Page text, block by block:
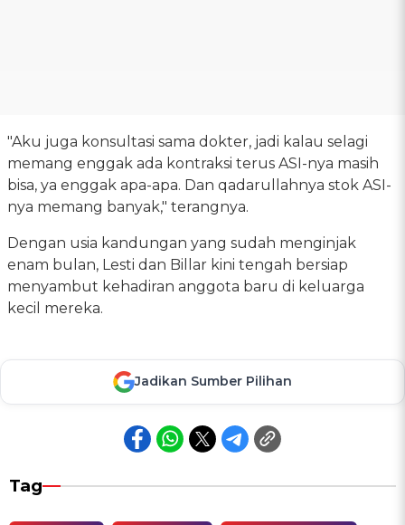
"Aku juga konsultasi sama dokter, jadi kalau selagi
memang enggak ada kontraksi terus ASI-nya masih
bisa, ya enggak apa-apa. Dan qadarullahnya stok ASI-
nya memang banyak," terangnya.
Dengan usia kandungan yang sudah menginjak
enam bulan, Lesti dan Billar kini tengah bersiap
menyambut kehadiran anggota baru di keluarga
kecil mereka.
Jadikan Sumber Pilihan
Tag